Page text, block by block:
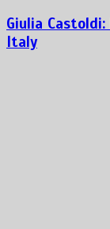
Giulia
Italy